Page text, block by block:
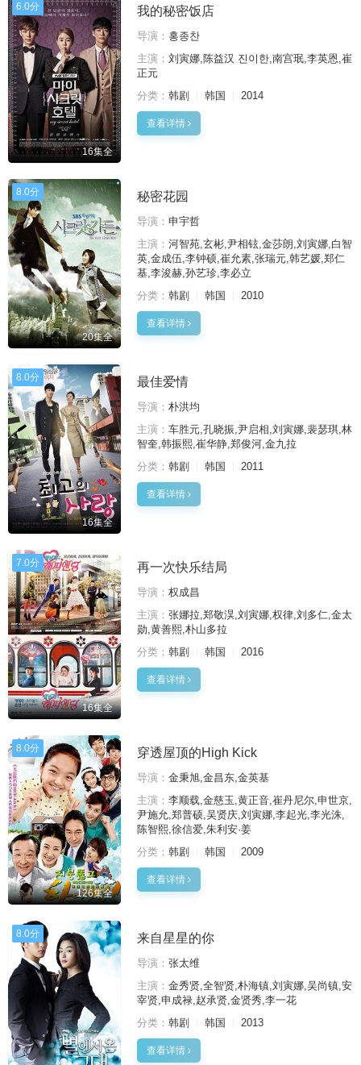
6.0分
16集全
我的秘密饭店
导演： 홍종찬
主演： 刘寅娜,陈益汉 진이한,南宫珉,李英恩,崔
正元
分类： 韩剧 韩国 2014
查看详情
8.0分
20集全
秘密花园
导演： 申宇哲
主演： 河智苑,玄彬,尹相铉,金莎朗,刘寅娜,白智
英,金成伍,李钟硕,崔允素,张瑞元,韩艺媛,郑仁
基,李浚赫,孙艺珍,李必立
分类： 韩剧 韩国 2010
查看详情
8.0分
16集全
最佳爱情
导演： 朴洪均
主演： 车胜元,孔晓振,尹启相,刘寅娜,裴瑟琪,林
智奎,韩振熙,崔华静,郑俊河,金九拉
分类： 韩剧 韩国 2011
查看详情
7.0分
16集全
再一次快乐结局
导演： 权成昌
主演： 张娜拉,郑敬淏,刘寅娜,权律,刘多仁,金太
勋,黄善熙,朴山多拉
分类： 韩剧 韩国 2016
查看详情
8.0分
126集全
穿透屋顶的High Kick
导演： 金秉旭,金昌东,金英基
主演： 李顺载,金慈玉,黄正音,崔丹尼尔,申世京,
尹施允,郑普硕,吴贤庆,刘寅娜,李起光,李光洙,
陈智熙,徐信爱,朱利安·姜
分类： 韩剧 韩国 2009
查看详情
8.0分 来自星星的你
导演： 张太维
主演： 金秀贤,全智贤,朴海镇,刘寅娜,吴尚镇,安
宰贤,申成禄,赵承贤,金贤秀,李一花
分类： 韩剧 韩国 2013
查看详情